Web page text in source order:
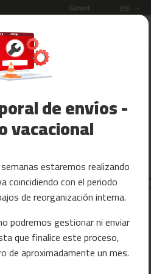
de envíos -
vacacional
estaremos realizando
coincidiendo con el periodo
de reorganización interna.
podremos gestionar ni enviar
que finalice este proceso,
de aproximadamente un mes.
fitness!
por:
rusa
REBAJAS
Inflador de pie